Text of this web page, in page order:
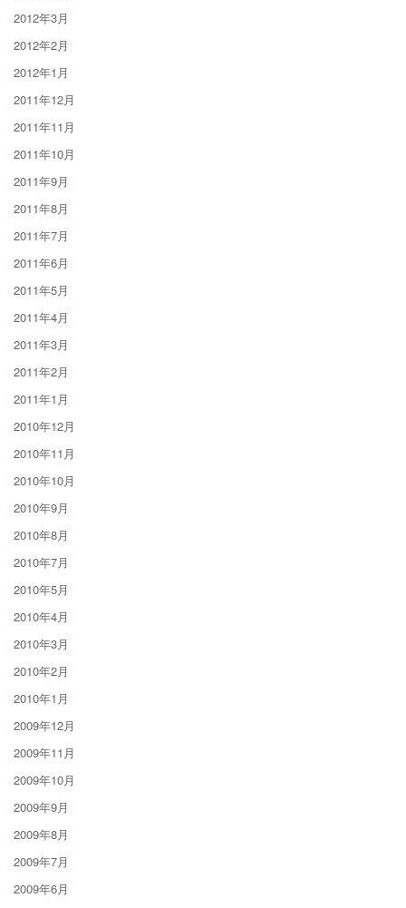
2012年3月
2012年2月
2012年1月
2011年12月
2011年11月
2011年10月
2011年9月
2011年8月
2011年7月
2011年6月
2011年5月
2011年4月
2011年3月
2011年2月
2011年1月
2010年12月
2010年11月
2010年10月
2010年9月
2010年8月
2010年7月
2010年5月
2010年4月
2010年3月
2010年2月
2010年1月
2009年12月
2009年11月
2009年10月
2009年9月
2009年8月
2009年7月
2009年6月